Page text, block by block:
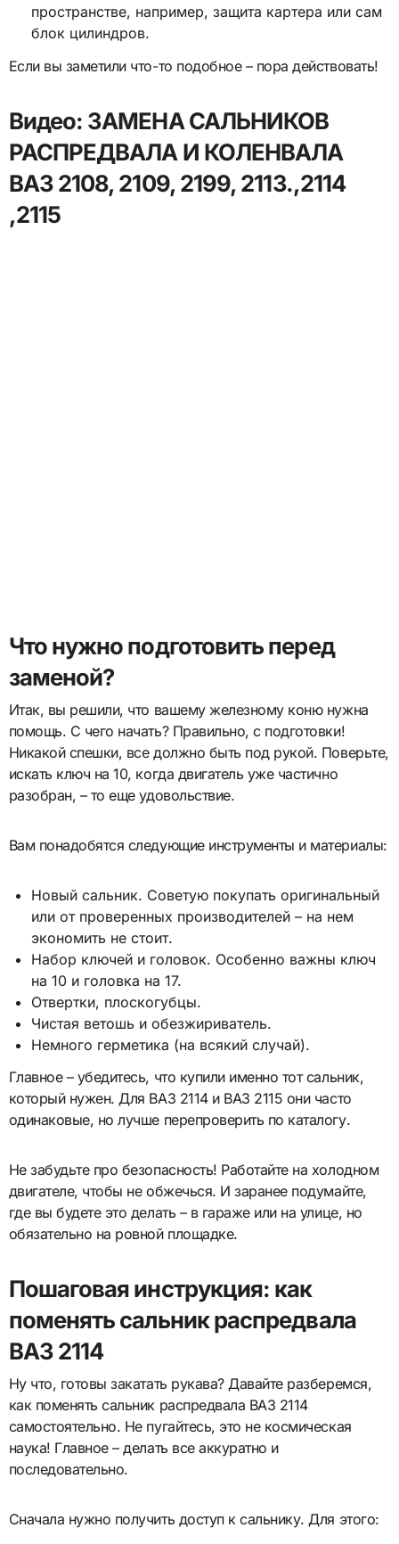
пространстве, например, защита картера или сам
блок цилиндров.
Если вы заметили что-то подобное – пора действовать!
Видео: ЗАМЕНА САЛЬНИКОВ
РАСПРЕДВАЛА И КОЛЕНВАЛА
ВАЗ 2108, 2109, 2199, 2113.,2114
,2115
Что нужно подготовить перед
заменой?
Итак, вы решили, что вашему железному коню нужна
помощь. С чего начать? Правильно, с подготовки!
Никакой спешки, все должно быть под рукой. Поверьте,
искать ключ на 10, когда двигатель уже частично
разобран, – то еще удовольствие.
Вам понадобятся следующие инструменты и материалы:
Новый сальник. Советую покупать оригинальный
или от проверенных производителей – на нем
экономить не стоит.
Набор ключей и головок. Особенно важны ключ
на 10 и головка на 17.
Отвертки, плоскогубцы.
Чистая ветошь и обезжириватель.
Немного герметика (на всякий случай).
Главное – убедитесь, что купили именно тот сальник,
который нужен. Для ВАЗ 2114 и ВАЗ 2115 они часто
одинаковые, но лучше перепроверить по каталогу.
Не забудьте про безопасность! Работайте на холодном
двигателе, чтобы не обжечься. И заранее подумайте,
где вы будете это делать – в гараже или на улице, но
обязательно на ровной площадке.
Пошаговая инструкция: как
поменять сальник распредвала
ВАЗ 2114
Ну что, готовы закатать рукава? Давайте разберемся,
как поменять сальник распредвала ВАЗ 2114
самостоятельно. Не пугайтесь, это не космическая
наука! Главное – делать все аккуратно и
последовательно.
Сначала нужно получить доступ к сальнику. Для этого: